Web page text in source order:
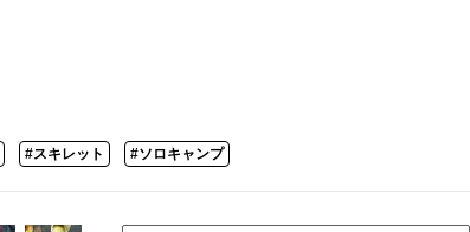
#スキレット #ソロキャンプ